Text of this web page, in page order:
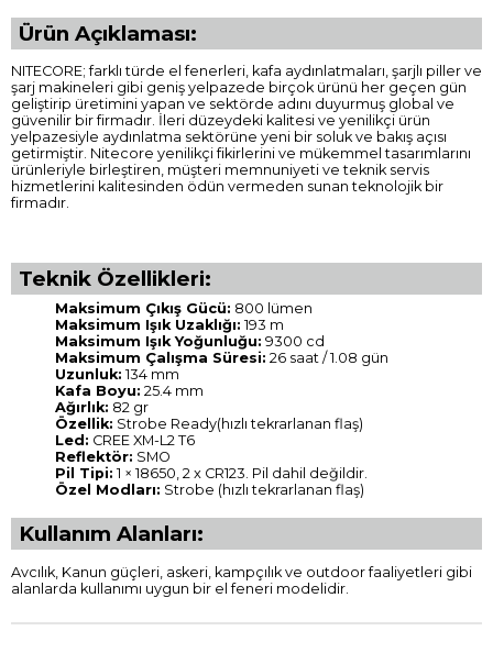
Ürün Açıklaması:
NITECORE; farklı türde el fenerleri, kafa aydınlatmaları, şarjlı piller ve
şarj makineleri gibi geniş yelpazede birçok ürünü her geçen gün
geliştirip üretimini yapan ve sektörde adını duyurmuş global ve
güvenilir bir firmadır. İleri düzeydeki kalitesi ve yenilikçi ürün
yelpazesiyle aydınlatma sektörüne yeni bir soluk ve bakış açısı
getirmiştir. Nitecore yenilikçi fikirlerini ve mükemmel tasarımlarını
ürünleriyle birleştiren, müşteri memnuniyeti ve teknik servis
hizmetlerini kalitesinden ödün vermeden sunan teknolojik bir
firmadır.
Teknik Özellikleri:
Maksimum Çıkış Gücü: 800 lümen
Maksimum Işık Uzaklığı: 193 m
Maksimum Işık Yoğunluğu: 9300 cd
Maksimum Çalışma Süresi: 26 saat / 1.08 gün
Uzunluk: 134 mm
Kafa Boyu: 25.4 mm
Ağırlık: 82 gr
Özellik: Strobe Ready(hızlı tekrarlanan flaş)
Led: CREE XM-L2 T6
Reflektör: SMO
Pil Tipi: 1 × 18650, 2 x CR123. Pil dahil değildir.
Özel Modları: Strobe (hızlı tekrarlanan flaş)
Kullanım Alanları:
Avcılık, Kanun güçleri, askeri, kampçılık ve outdoor faaliyetleri gibi
alanlarda kullanımı uygun bir el feneri modelidir.